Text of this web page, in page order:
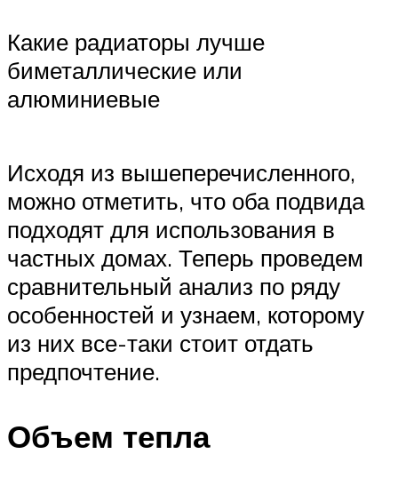
Какие радиаторы лучше
биметаллические или
алюминиевые
Исходя из вышеперечисленного,
можно отметить, что оба подвида
подходят для использования в
частных домах. Теперь проведем
сравнительный анализ по ряду
особенностей и узнаем, которому
из них все-таки стоит отдать
предпочтение.
Объем тепла